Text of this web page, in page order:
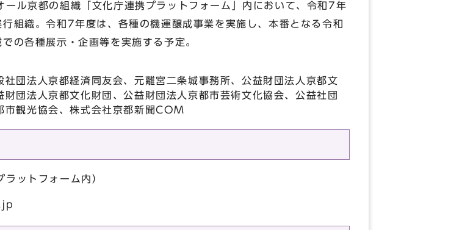
ル京都の組織「文化庁連携プラットフォーム」内において、令和7年
組織。令和7年度は、各種の機運醸成事業を実施し、本番となる令和
の各種展示・企画等を実施する予定。
団法人京都経済同友会、元離宮二条城事務所、公益財団法人京都文
団法人京都文化財団、公益財団法人京都市芸術文化協会、公益社団
市観光協会、株式会社京都新聞COM
ットフォーム内）